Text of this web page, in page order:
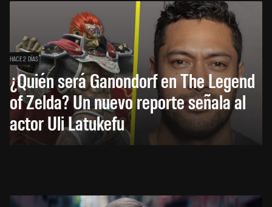
HACE 2 DÍAS
¿Quién será Ganondorf en The Legend
of Zelda? Un nuevo reporte señala al
actor Uli Latukefu